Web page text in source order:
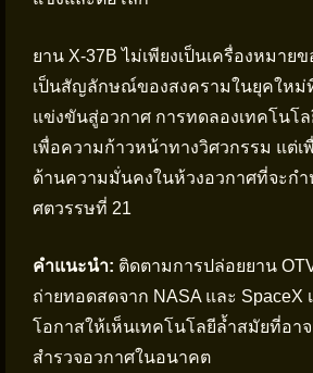
ยาน X-37B ไม่เพียงเป็นเครื่องหมาย
เป็นสัญลักษณ์ของสงครามในยุคใหม่
แข่งขันสู่อวกาศ การทดลองเทคโนโ
เพื่อความก้าวหน้าทางวิศวกรรม แต่เ
ด้านความมั่นคงในห้วงอวกาศที่จะก
ศตวรรษที่ 21
คำแนะนำ: ติดตามการปล่อยยาน
ถ่ายทอดสดจาก NASA และ SpaceX
โอกาสให้เห็นเทคโนโลยีล้ำสมัยที่อา
สำรวจอวกาศในอนาคต